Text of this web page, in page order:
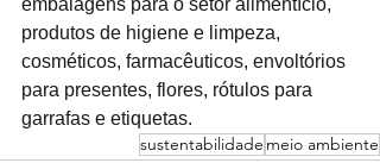
produtos de higiene e limpeza,
cosméticos, farmacêuticos, envoltórios
para presentes, flores, rótulos para
garrafas e etiquetas.
sustentabilidade meio ambiente